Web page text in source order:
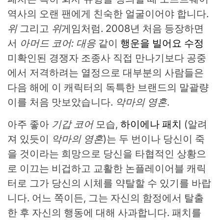
역사의 오랜 팬에게 친숙한 얼굴이어야 합니다.
위그리고 위게임처럼. 2008년 처음 등장하면
서 아머드 코어: 대응 같이 행운을 빌어요 수정
미확인된 경쟁자 조종사 직접 만나기보다 공중
에서 저격하려는 열정으로 대부분의 사람들은
다음 해에 이 캐릭터의 독특한 브랜드의 말괄량
이를 처음 맛보았습니다. 악마의 영혼.
아주 좋아 기갑 코어모습, 하이에나 패치 (알려
져 있듯이 악마의 영혼)는 두 번이나 당신이 죽
을 것이라는 희망으로 당신을 타협적인 상황으
로 이끄는 비겁하고 교활한 논플레이어블 캐릭
터로 그가 당신의 시체를 약탈할 수 있기를 바랍
니다. 어느 쪽이든, 그는 자신의 함정에서 탈출
한 후 자신의 행동에 대해 사과합니다. 패치를